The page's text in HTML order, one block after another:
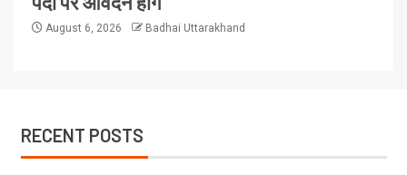
August 6, 2026 Badhai Uttarakhand
RECENT POSTS